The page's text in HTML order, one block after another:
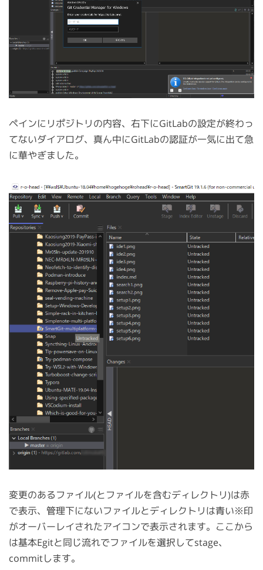
ペインにリポジトリの内容、右下にGitLabの設定が終わっ
てないダイアログ、真ん中にGitLabの認証が一気に出て急
に華やぎました。
変更のあるファイル(とファイルを含むディレクトリ)は赤
で表示、管理下にないファイルとディレクトリは青い※印
がオーバーレイされたアイコンで表示されます。ここから
は基本Egitと同じ流れでファイルを選択してstage、
commitします。